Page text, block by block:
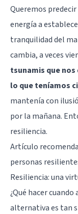
Queremos
energía a
tranquilidad del
cambia, a veces
tsunamis que
lo que teníamos
mantenía con
por la mañana.
resiliencia.
Artículo
personas
Resiliencia: una
¿Qué hacer
alternativa es tan